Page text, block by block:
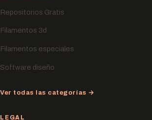
Repositorios Gratis
Filamentos 3d
Filamentos especiales
Software diseño
Ver todas las categorías →
LEGAL